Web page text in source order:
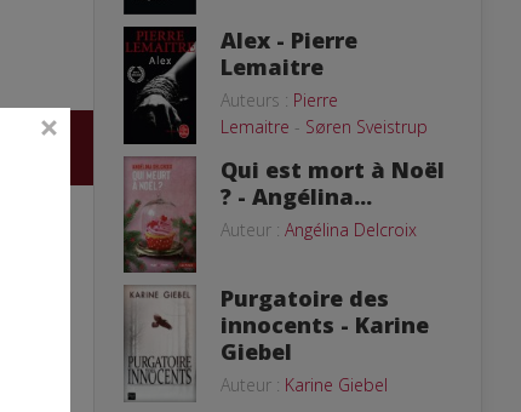
Alex - Pierre
Lemaitre
Auteurs : Pierre
Lemaitre - Søren Sveistrup
Qui est mort à Noël
? - Angélina...
Auteur : Angélina Delcroix
Purgatoire des
innocents - Karine
Giebel
Auteur : Karine Giebel